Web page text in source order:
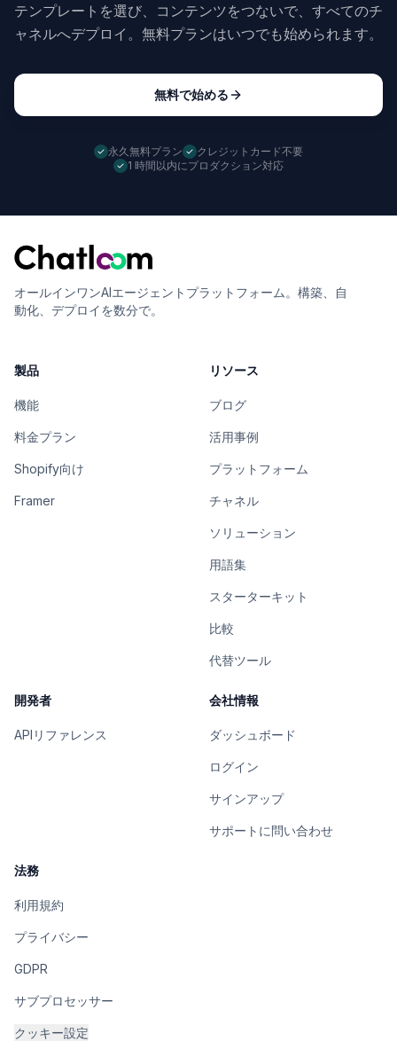
テンプレートを選び、コンテンツをつないで、すべてのチ
ャネルへデプロイ。無料プランはいつでも始められます。
無料で始める
永久無料プラン
クレジットカード不要
1 時間以内にプロダクション対応
オールインワンAIエージェントプラットフォーム。構築、自
動化、デプロイを数分で。
製品
機能
料金プラン
Shopify向け
Framer
リソース
ブログ
活用事例
プラットフォーム
チャネル
ソリューション
用語集
スターターキット
比較
代替ツール
開発者
APIリファレンス
会社情報
ダッシュボード
ログイン
サインアップ
サポートに問い合わせ
法務
利用規約
プライバシー
GDPR
サブプロセッサー
クッキー設定